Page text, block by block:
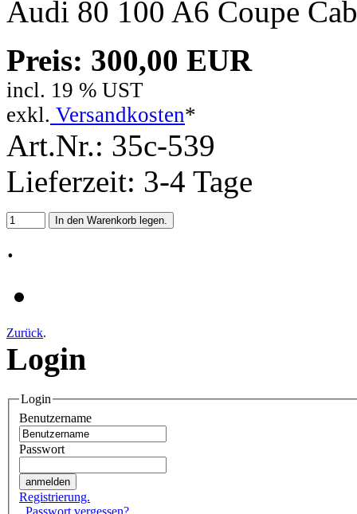
Audi 80 100 A6 Coupe
Preis: 300,00 EUR
incl. 19 % UST
exkl. Versandkosten*
Art.Nr.: 35c-539
Lieferzeit: 3-4 Tage
.
Zurück.
Login
Login
Benutzername
Passwort
Registrierung.
. Passwort vergessen?